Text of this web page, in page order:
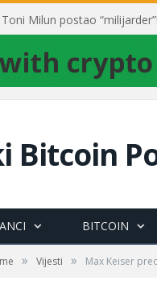
Bitcoin
BITCOIN
» Vijesti » Max Keiser